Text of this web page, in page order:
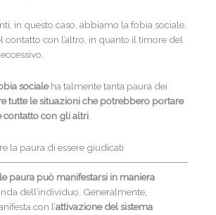
in questo caso, abbiamo la fobia sociale,
contatto con l’altro, in quanto il timore del
socialeha talmente tanta paura dei
tutte le situazioni che potrebbero portare
contatto con gli altri
la paura di essere giudicati
paura può manifestarsi in maniera
dell’individuo. Generalmente,
con l’attivazione del sistema